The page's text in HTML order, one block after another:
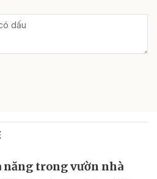
năng trong vườn nhà